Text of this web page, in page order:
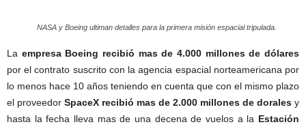
NASA y Boeing ultiman detalles para la primera misión espacial tripulada.
La empresa Boeing recibió mas de 4.000 millones de dólares
por el contrato suscrito con la agencia espacial norteamericana por
lo menos hace 10 años teniendo en cuenta que con el mismo plazo
el proveedor SpaceX recibió mas de 2.000 millones de dorales y
hasta la fecha lleva mas de una decena de vuelos a la Estación